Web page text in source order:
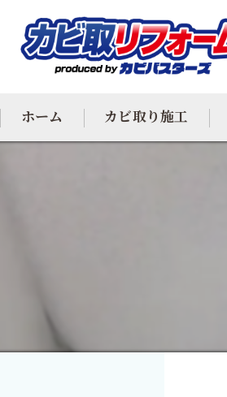
ホーム カビ取り施工